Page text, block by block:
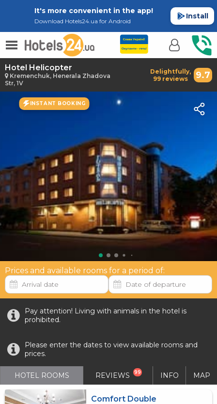
It's more convenient in the app!
Download Hotels24.ua for Android
Install
Hotel Helicopter
Kremenchuk, Henerala Zhadova
Str, 1V
Delightfully, 9.7
99 reviews
INSTANT BOOKING
Prices and available rooms for a period of:
Pay attention! Living with animals in the hotel is
prohibited.
Please enter the dates to view available rooms and
prices.
HOTEL ROOMS REVIEWS 99 INFO MAP
Comfort Double